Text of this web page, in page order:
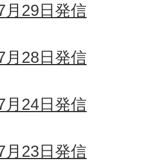
月29日発信
月28日発信
月24日発信
月23日発信